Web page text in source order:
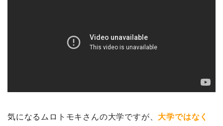
気になるムロトモキさんの大学ですが、 大学ではなく